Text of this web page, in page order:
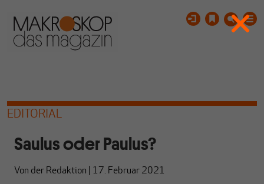
EDITORIAL
Saulus oder Paulus?
Von der Redaktion 17. Februar 2021